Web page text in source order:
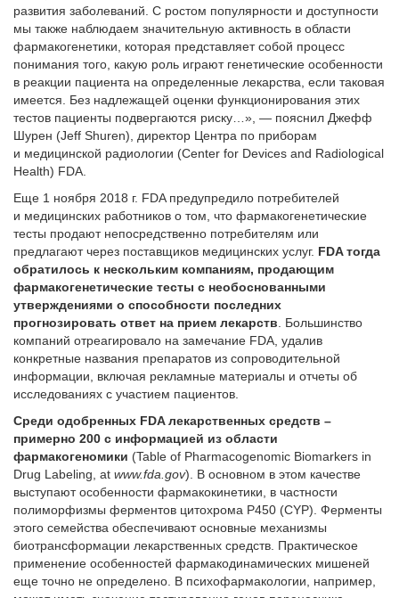
развития заболеваний. С ростом популярности и доступности
мы также наблюдаем значительную активность в области
фармакогенетики, которая представляет собой процесс
понимания того, какую роль играют генетические особенности
в реакции пациента на определенные лекарства, если таковая
имеется. Без надлежащей оценки функционирования этих
тестов пациенты подвергаются риску…», — пояснил Джефф
Шурен (Jeff Shuren), директор Центра по приборам
и медицинской радиологии (Center for Devices and Radiological
Health) FDA.
Еще 1 ноября 2018 г. FDA предупредило потребителей
и медицинских работников о том, что фармакогенетические
тесты продают непосредственно потребителям или
предлагают через поставщиков медицинских услуг. FDA тогда
обратилось к нескольким компаниям, продающим
фармакогенетические тесты с необоснованными
утверждениями о способности последних
прогнозировать ответ на прием лекарств . Большинство
компаний отреагировало на замечание FDA, удалив
конкретные названия препаратов из сопроводительной
информации, включая рекламные материалы и отчеты об
исследованиях с участием пациентов.
Среди одобренных FDA лекарственных средств –
примерно 200 с информацией из области
фармакогеномики (Table of Pharmacogenomic Biomarkers in
Drug Labeling, at www.fda.gov). В основном в этом качестве
выступают особенности фармакокинетики, в частности
полиморфизмы ферментов цитохрома P450 (CYP). Ферменты
этого семейства обеспечивают основные механизмы
биотрансформации лекарственных средств. Практическое
применение особенностей фармакодинамических мишеней
еще точно не определено. В психофармакологии, например,